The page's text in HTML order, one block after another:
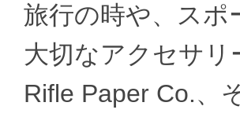
旅行の時や、スポ
大切なアクセサ
Rifle Paper Co.、